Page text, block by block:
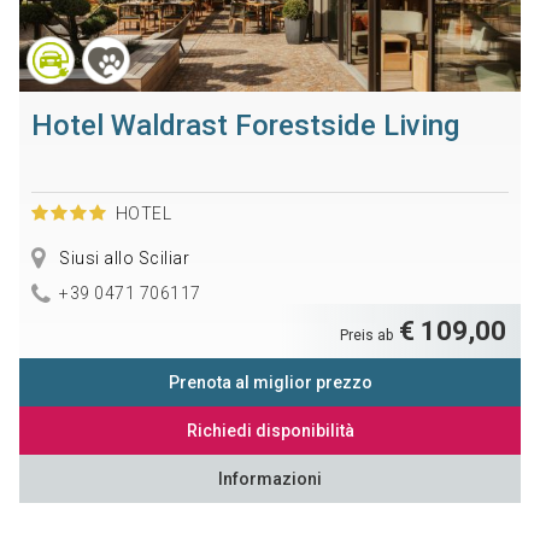
Hotel Waldrast Forestside Living
HOTEL
Siusi allo Sciliar
+39 0471 706117
Preis ab € 109,00
Prenota al miglior prezzo
Richiedi disponibilità
Informazioni